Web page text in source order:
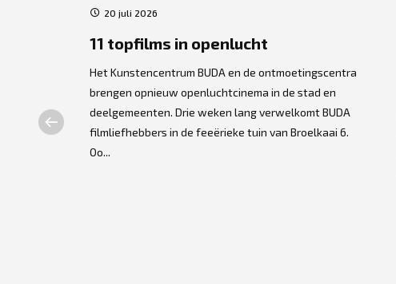
De
20 juli 2026
11 topfilms in openlucht
Het Kunstencentrum BUDA en de ontmoetingscentra
brengen opnieuw openluchtcinema in de stad en
deelgemeenten. Drie weken lang verwelkomt BUDA
filmliefhebbers in de feeërieke tuin van Broelkaai 6.
Oo...